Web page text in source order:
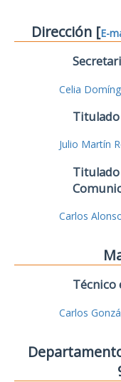
Dirección [E-
Celia
Titulado
Julio Martín
Titulado
Carlos
Técnico
Carlos